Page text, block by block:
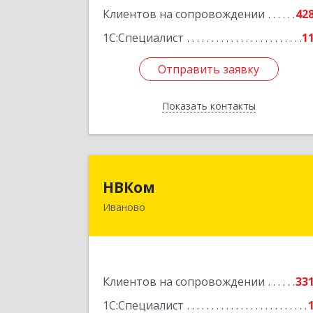
Клиентов на сопровождении
1С:Специалист
11
Отправить заявку
Показать контакты
Отправить заявку
Назад
НВКом
Иваново
Клиентов на сопровождении
331
1С:Специалист
1
153000, Ивановская обл, Иваново г,